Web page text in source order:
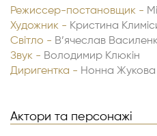
Режиссер-постановщик -
Художник - Кристина
Світло - В’ячеслав
Звук - Володимир Клюкін
Диригентка - Нонна Жукова
Актори та персонажі